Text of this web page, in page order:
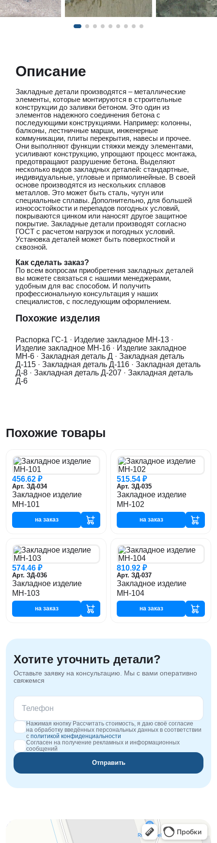
Описание
Закладные детали производятся – металлические
элементы, которые монтируются в строительные
конструкции до заливки бетоном. Это один из
элементов надежного соединения бетона с
последующими конструкциями. Например: колонны,
балконы, лестничные марши, инженерные
коммуникации, плиты перекрытия, навесы и прочее.
Они выполняют функции стяжки между элементами,
усиливают конструкцию, упрощают процесс монтажа,
предотвращают разрушение бетона. Выделяют
несколько видов закладных деталей: стандартные,
индивидуальные, угловые и прямолинейные. В своей
основе производятся из нескольких сплавов
металлов. Это может быть сталь, чугун или
специальные сплавы. Дополнительно, для большей
износостойкости и перепадов погодных условий,
покрываются цинком или наносят другое защитное
покрытие. Закладные детали производят согласно
ГОСТ с расчетом нагрузок и погодных условий.
Установка деталей может быть поверхостной и
сквозной.
Как сделать заказ?
По всем вопросам приобретения закладных деталей
вы можете связаться с нашими менеджерами,
удобным для вас способом. И получить
профессиональную консультация у наших
специалистов, с последующим оформлением.
Похожие изделия
Распорка ГС-1 · Изделие закладное МН-13 ·
Изделие закладное МН-16 · Изделие закладное
МН-6 · Закладная деталь Д · Закладная деталь
Д-115 · Закладная деталь Д-116 · Закладная деталь
Д-8 · Закладная деталь Д-207 · Закладная деталь
Д-6
Похожие товары
456.62 ₽
Арт. ЗД-034
Закладное изделие
МН-101
на заказ
515.54 ₽
Арт. ЗД-035
Закладное изделие
МН-102
на заказ
574.46 ₽
Арт. ЗД-036
Закладное изделие
МН-103
на заказ
810.92 ₽
Арт. ЗД-037
Закладное изделие
МН-104
на заказ
Хотите уточнить детали?
Оставьте заявку на консультацию. Мы с вами оперативно
свяжемся
Нажимая кнопку Рассчитать стоимость, я даю своё согласие
на обработку введённых персональных данных в соответствии
с политикой конфиденциальности
Согласен на получение рекламных и информационных
сообщений
Отправить
Orgplex
Оргстекло, поликарбонат в Лыткарине
Торговое оборудование в Лыткарине